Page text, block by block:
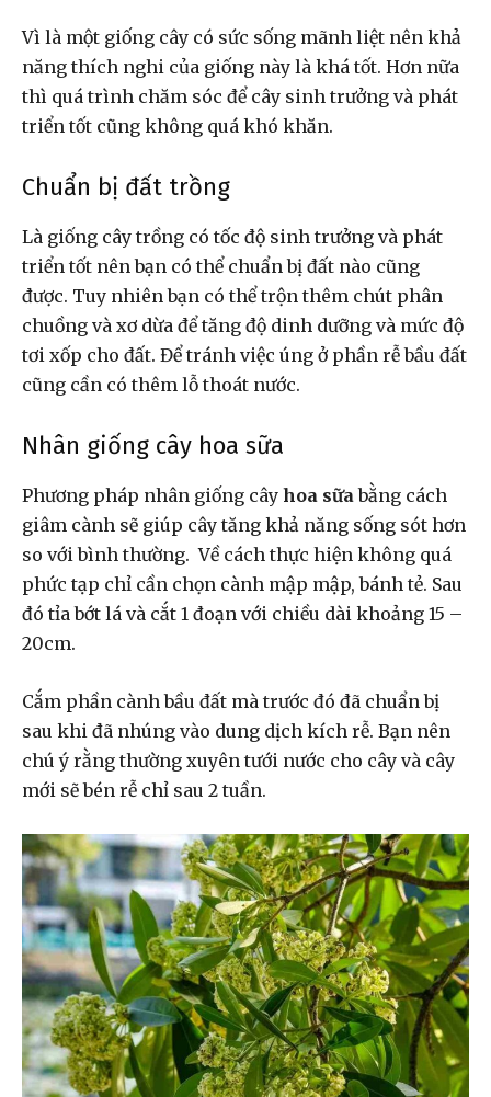
Vì là một giống cây có sức sống mãnh liệt nên khả
năng thích nghi của giống này là khá tốt. Hơn nữa
thì quá trình chăm sóc để cây sinh trưởng và phát
triển tốt cũng không quá khó khăn.
Chuẩn bị đất trồng
Là giống cây trồng có tốc độ sinh trưởng và phát
triển tốt nên bạn có thể chuẩn bị đất nào cũng
được. Tuy nhiên bạn có thể trộn thêm chút phân
chuồng và xơ dừa để tăng độ dinh dưỡng và mức độ
tơi xốp cho đất. Để tránh việc úng ở phần rễ bầu đất
cũng cần có thêm lỗ thoát nước.
Nhân giống cây hoa sữa
Phương pháp nhân giống cây hoa sữabằng cách
giâm cành sẽ giúp cây tăng khả năng sống sót hơn
so với bình thường. Về cách thực hiện không quá
phức tạp chỉ cần chọn cành mập mập, bánh tẻ. Sau
đó tỉa bớt lá và cắt 1 đoạn với chiều dài khoảng 15 –
20cm.
Cắm phần cành bầu đất mà trước đó đã chuẩn bị
sau khi đã nhúng vào dung dịch kích rễ. Bạn nên
chú ý rằng thường xuyên tưới nước cho cây và cây
mới sẽ bén rễ chỉ sau 2 tuần.